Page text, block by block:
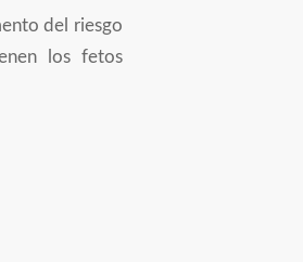
del riesgo
los fetos